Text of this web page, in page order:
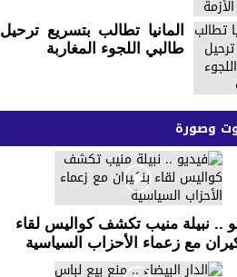
المانيا تطالب بتسريع ترحيل
طالبي اللجوء المغاربة
وصورة
.. نبيلة منيب تكشف كواليس لقاء
مع زعماء الأحزاب السياسية